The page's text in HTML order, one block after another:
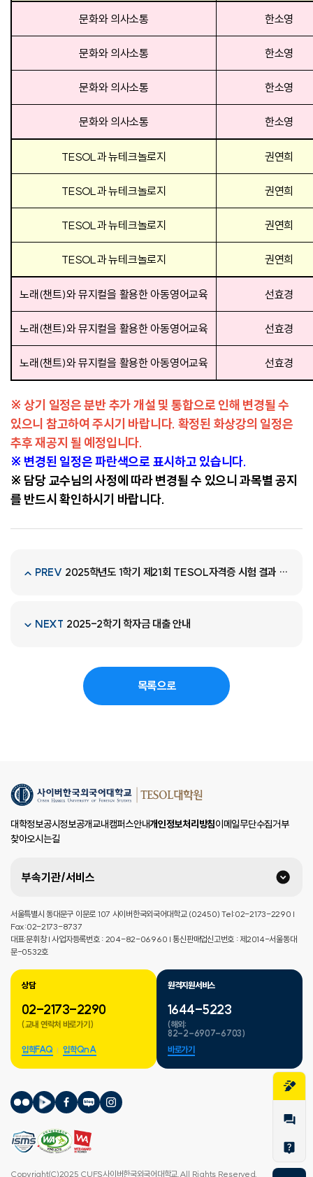
문화와 의사소통
한소영
문화와 의사소통 한소영
문화와 의사소통 한소영
문화와 의사소통 한소영
TESOL과 뉴테크놀로지 권연희
TESOL과 뉴테크놀로지 권연희
TESOL과 뉴테크놀로지 권연희
TESOL과 뉴테크놀로지 권연희
노래(챈트)와 뮤지컬을 활용한 아동영어교육 선효경
노래(챈트)와 뮤지컬을 활용한 아동영어교육 선효경
노래(챈트)와 뮤지컬을 활용한 아동영어교육 선효경
※ 상기 일정은 분반 추가 개설 및 통합으로 인해 변경될 수
있으니 참고하여 주시기 바랍니다. 확정된 화상강의 일정은
추후 재공지 될 예정입니다.
※ 변경된 일정은 파란색으로 표시하고 있습니다.
※ 담당 교수님의 사정에 따라 변경될 수 있으니 과목별 공지
를 반드시 확인하시기 바랍니다.
PREV 2025학년도 1학기 제21회 TESOL자격증 시험 결과 조회 안내
NEXT 2025-2학기 학자금 대출 안내
목록으로
대학정보공시정보공개교내캠퍼스안내개인정보처리방침이메일무단수집거부
찾아오시는길
부속기관/서비스
서울특별시 동대문구 이문로 107 사이버한국외국어대학교 (02450) Tel:02-2173-2290 |
Fax:02-2173-8737
대표:문휘창 | 사업자등록번호 : 204-82-06960 | 통신판매업신고번호 : 제2014-서울동대
문-0532호
상담
02-2173-2290
(교내 연락처 바로가기)
입학FAQ 입학QnA
원격지원서비스
1644-5223
(해외:
82-2-6907-6703)
바로가기
Copyright(C)2025 CUFS사이버한국외국어대학교.All Rights Reserved.